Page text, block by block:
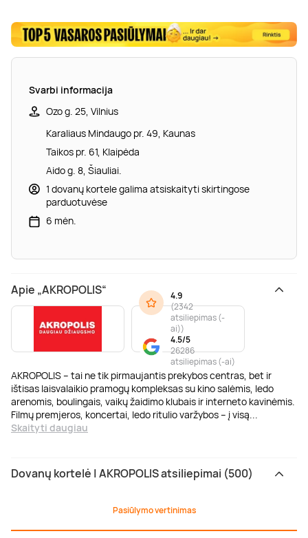
Svarbi informacija
Ozo g. 25, Vilnius
Karaliaus Mindaugo pr. 49, Kaunas
Taikos pr. 61, Klaipėda
Aido g. 8, Šiauliai.
1 dovanų kortele galima atsiskaityti skirtingose
parduotuvėse
6 mėn.
Apie „AKROPOLIS“
AKROPOLIS – tai ne tik pirmaujantis prekybos centras, bet ir
ištisas laisvalaikio pramogų kompleksas su kino salėmis, ledo
arenomis, boulingais, vaikų žaidimo klubais ir interneto kavinėmis.
Filmų premjeros, koncertai, ledo ritulio varžybos – į visą...
Skaityti daugiau
4.9
(2342
atsiliepimas (-
ai))
4.5/5
26286
atsiliepimas (-ai)
Dovanų kortelė | AKROPOLIS atsiliepimai (500)
Pasiūlymo vertinimas